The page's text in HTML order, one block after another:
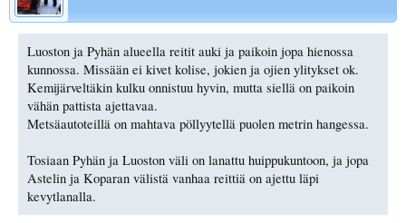
Luoston ja Pyhän alueella reitit auki ja paikoin jopa hienossa
kunnossa. Missään ei kivet kolise, jokien ja ojien ylitykset ok.
Kemijärveltäkin kulku onnistuu hyvin, mutta siellä on paikoin
vähän pattista ajettavaa.
Metsäautoteillä on mahtava pöllyytellä puolen metrin hangessa.
Tosiaan Pyhän ja Luoston väli on lanattu huippukuntoon, ja jopa
Astelin ja Koparan välistä vanhaa reittiä on ajettu läpi
kevytlanalla.